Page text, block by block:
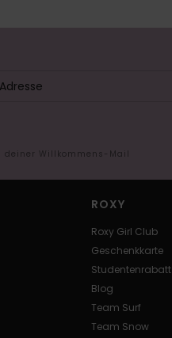
Willkommens-Mail
ROXY
Roxy Girl Club
Geschenkkarte
Studentenrabatt
Blog
Team Surf
Team Snow